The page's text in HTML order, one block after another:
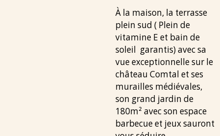
À la maison, la terrasse
plein sud ( Plein de
vitamine E et bain de
soleil garantis) avec sa
vue exceptionnelle sur le
château Comtal et ses
murailles médiévales,
son grand jardin de
180m² avec son espace
barbecue et jeux sauront